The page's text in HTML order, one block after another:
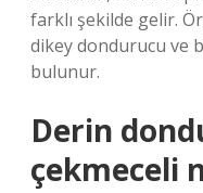
farklı şekilde gelir.
dikey dondurucu ve
bulunur.
Derin
çekmeceli